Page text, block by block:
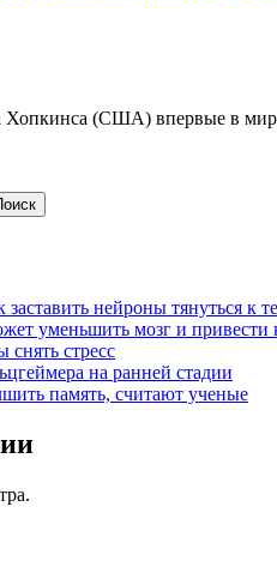
(США) впервые в мире
нейроны тянуться к
уменьшить мозг и привести
стресс
на ранней стадии
память, считают ученые